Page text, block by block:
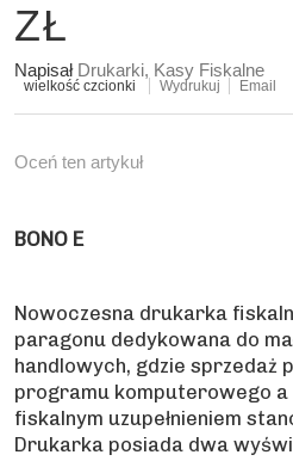
ZŁ
Napisał Drukarki, Kasy Fiskalne
wielkość czcionki Wydrukuj Email
Oceń ten artykuł
BONO E
Nowoczesna drukarka
paragonu dedykowana do
handlowych, gdzie sprzedaż
programu komputerowego
fiskalnym uzupełnieniem
Drukarka posiada dwa